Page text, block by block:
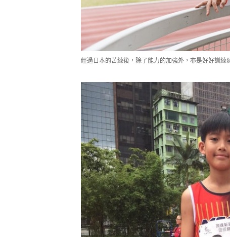
經過日本的苦練後，除了能力的加強外，亦是好好訓練